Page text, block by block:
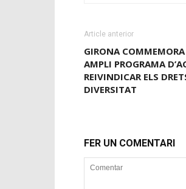
Article anterior
GIRONA
AMPLI PROGRAMA
REIVINDICAR ELS
DIVERSITAT
FER UN COMENTARI